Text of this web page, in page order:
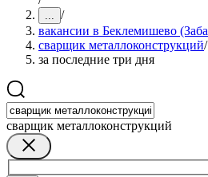
... /
вакансии в Беклемишево
сварщик металлоконструкций/
за последние три дня
сварщик металлоконструкций